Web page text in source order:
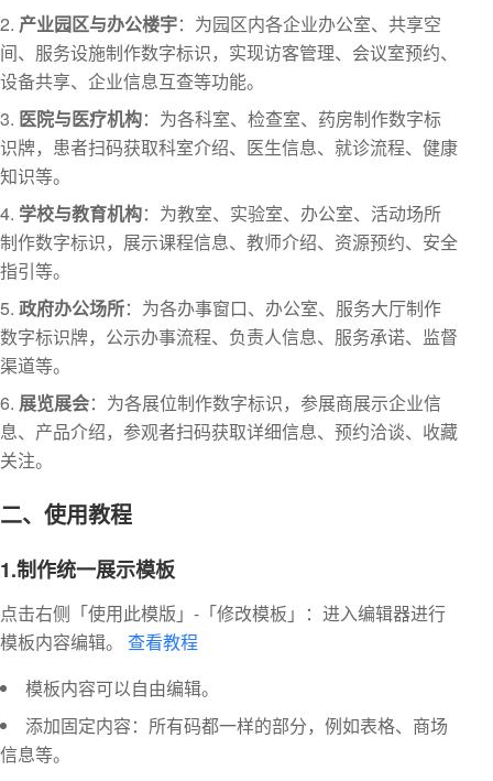
产业园区与办公楼宇：为园区内各企业办公室、共享空
间、服务设施制作数字标识，实现访客管理、会议室预约、
设备共享、企业信息互查等功能。
医院与医疗机构：为各科室、检查室、药房制作数字标
识牌，患者扫码获取科室介绍、医生信息、就诊流程、健康
知识等。
学校与教育机构：为教室、实验室、办公室、活动场所
制作数字标识，展示课程信息、教师介绍、资源预约、安全
指引等。
政府办公场所：为各办事窗口、办公室、服务大厅制作
数字标识牌，公示办事流程、负责人信息、服务承诺、监督
渠道等。
展览展会：为各展位制作数字标识，参展商展示企业信
息、产品介绍，参观者扫码获取详细信息、预约洽谈、收藏
关注。
二、使用教程
1.制作统一展示模板
点击右侧「使用此模版」-「修改模板」：进入编辑器进行
模板内容编辑。 查看教程
模板内容可以自由编辑。
添加固定内容：所有码都一样的部分，例如表格、商场
信息等。